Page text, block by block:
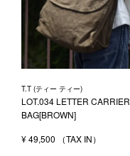
T.T (ティー ティー)
LOT.034 LETTER CARRIER
BAG[BROWN]
¥49,500